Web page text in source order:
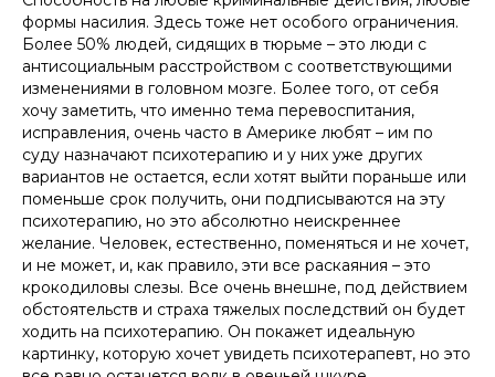
формы насилия. Здесь тоже нет особого ограничения.
Более 50% людей, сидящих в тюрьме – это люди с
антисоциальным расстройством с соответствующими
изменениями в головном мозге. Более того, от себя
хочу заметить, что именно тема перевоспитания,
исправления, очень часто в Америке любят – им по
суду назначают психотерапию и у них уже других
вариантов не остается, если хотят выйти пораньше или
поменьше срок получить, они подписываются на эту
психотерапию, но это абсолютно неискреннее
желание. Человек, естественно, поменяться и не хочет,
и не может, и, как правило, эти все раскаяния – это
крокодиловы слезы. Все очень внешне, под действием
обстоятельств и страха тяжелых последствий он будет
ходить на психотерапию. Он покажет идеальную
картинку, которую хочет увидеть психотерапевт, но это